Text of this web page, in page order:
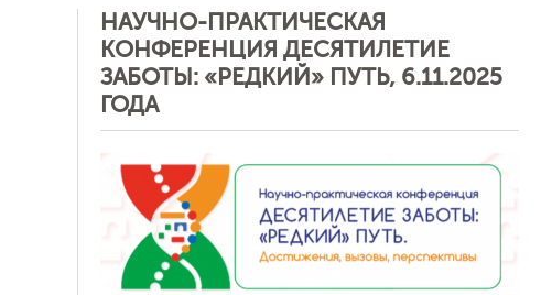
НАУЧНО-ПРАКТИЧЕСКАЯ
КОНФЕРЕНЦИЯ ДЕСЯТИЛЕТИЕ
ЗАБОТЫ: «РЕДКИЙ» ПУТЬ, 6.11.2025
ГОДА